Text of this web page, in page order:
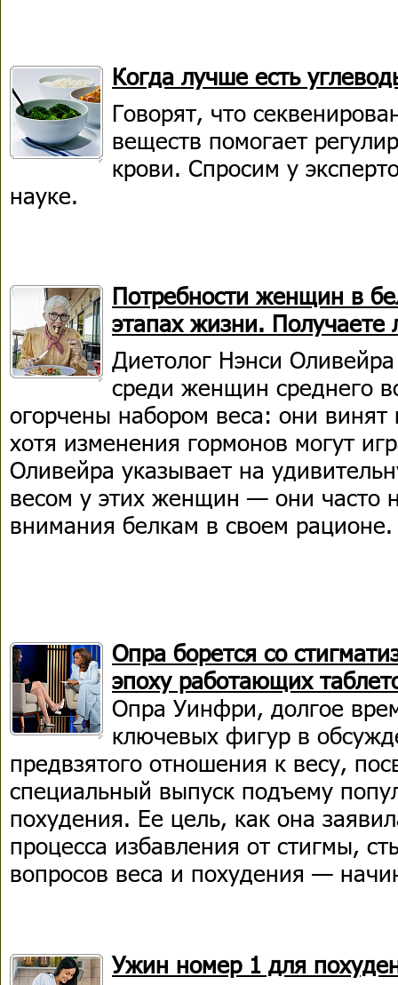
Когда лучше есть
Говорят, что
веществ помогает
крови. Спросим у
науке.
Потребности женщин в
этапах жизни. Получаете
Диетолог Нэнси
среди женщин среднего
огорчены набором веса: они
хотя изменения гормонов могут
Оливейра указывает на
весом у этих женщин — они часто
внимания белкам в своем рационе.
Опра борется со
эпоху работающих
Опра Уинфри, долгое
ключевых фигур в
предвзятого отношения к весу,
специальный выпуск подъему
похудения. Ее цель, как она
процесса избавления от стигмы,
вопросов веса и похудения —
Ужин номер 1 для